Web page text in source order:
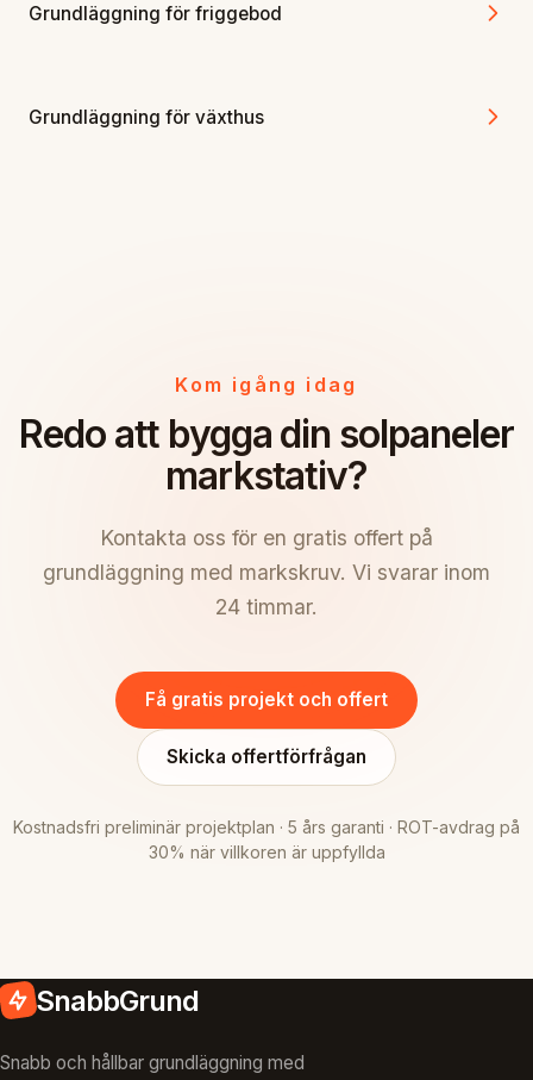
Grundläggning för friggebod
Grundläggning för växthus
Kom igång idag
Redo att bygga din solpaneler
markstativ?
Kontakta oss för en gratis offert på
grundläggning med markskruv. Vi svarar inom
24 timmar.
Få gratis projekt och offert
Skicka offertförfrågan
Kostnadsfri preliminär projektplan · 5 års garanti · ROT-avdrag på
30% när villkoren är uppfyllda
SnabbGrund
Snabb och hållbar grundläggning med